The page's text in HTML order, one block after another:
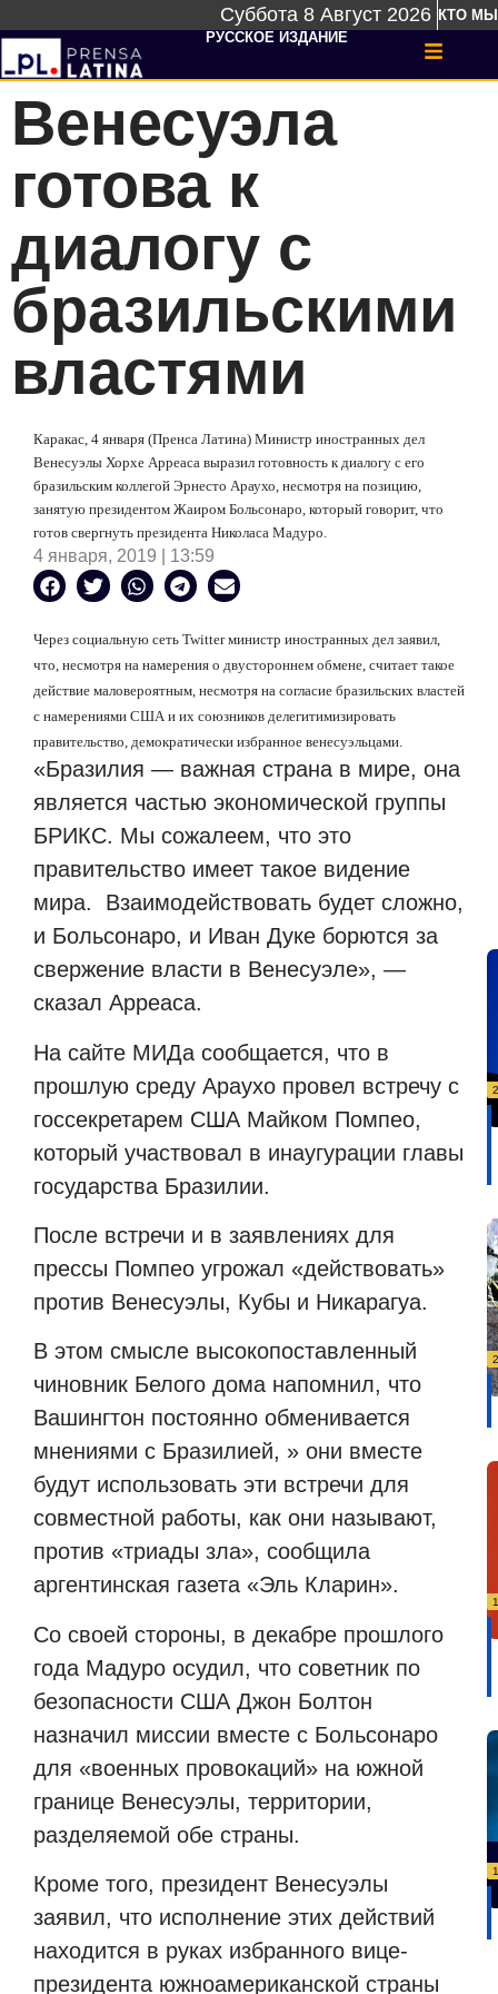
Суббота 8 Август 2026 КТО МЫ
РУССКОЕ ИЗДАНИЕ
Венесуэла
готова к
диалогу с
бразильскими
властями
Каракас, 4 января (Пренса Латина) Министр иностранных дел
Венесуэлы Хорхе Арреаса выразил готовность к диалогу с его
бразильским коллегой Эрнесто Араухо, несмотря на позицию,
занятую президентом Жаиром Больсонаро, который говорит, что
готов свергнуть президента Николаса Мадуро.
4 января, 2019 | 13:59
Через социальную сеть Twitter министр иностранных дел заявил,
что, несмотря на намерения о двустороннем обмене, считает такое
действие маловероятным, несмотря на согласие бразильских властей
с намерениями США и их союзников делегитимизировать
правительство, демократически избранное венесуэльцами.
«Бразилия — важная страна в мире, она
является частью экономической группы
БРИКС. Мы сожалеем, что это
правительство имеет такое видение
мира.
Взаимодействовать будет сложно,
и Больсонаро, и Иван Дуке борются за
свержение власти в Венесуэле», —
сказал Арреаса.
На сайте МИДа сообщается, что в
прошлую среду Араухо провел встречу с
госсекретарем США Майком Помпео,
который участвовал в инаугурации главы
государства Бразилии.
После встречи и в заявлениях для
прессы Помпео угрожал «действовать»
против Венесуэлы, Кубы и Никарагуа.
В этом смысле высокопоставленный
чиновник Белого дома напомнил, что
Вашингтон постоянно обменивается
мнениями с Бразилией, » они вместе
будут использовать эти встречи для
совместной работы, как они называют,
против «триады зла», сообщила
аргентинская газета «Эль Кларин».
Со своей стороны, в декабре прошлого
года Мадуро осудил, что советник по
безопасности США Джон Болтон
назначил миссии вместе с Больсонаро
для «военных провокаций» на южной
границе Венесуэлы, территории,
разделяемой обе страны.
Кроме того, президент Венесуэлы
заявил, что исполнение этих действий
находится в руках избранного вице-
президента южноамериканской страны